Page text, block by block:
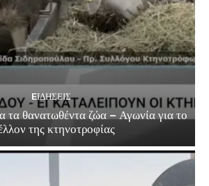
EΙΔΗΣΕΙΣ
τα θανατωθέντα ζώα – Αγωνία για το
της κτηνοτροφίας